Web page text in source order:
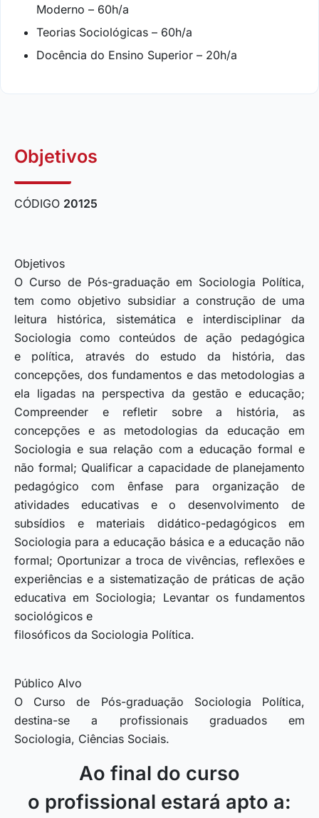
Moderno – 60h/a
Teorias Sociológicas – 60h/a
Docência do Ensino Superior – 20h/a
Objetivos
CÓDIGO 20125
Objetivos
O Curso de Pós-graduação em Sociologia Política,
tem como objetivo subsidiar a construção de uma
leitura histórica, sistemática e interdisciplinar da
Sociologia como conteúdos de ação pedagógica
e política, através do estudo da história, das
concepções, dos fundamentos e das metodologias a
ela ligadas na perspectiva da gestão e educação;
Compreender e refletir sobre a história, as
concepções e as metodologias da educação em
Sociologia e sua relação com a educação formal e
não formal; Qualificar a capacidade de planejamento
pedagógico com ênfase para organização de
atividades educativas e o desenvolvimento de
subsídios e materiais didático-pedagógicos em
Sociologia para a educação básica e a educação não
formal; Oportunizar a troca de vivências, reflexões e
experiências e a sistematização de práticas de ação
educativa em Sociologia; Levantar os fundamentos
sociológicos e
filosóficos da Sociologia Política.
Público Alvo
O Curso de Pós-graduação Sociologia Política,
destina-se a profissionais graduados em
Sociologia, Ciências Sociais.
Ao final do curso
o profissional estará apto a: